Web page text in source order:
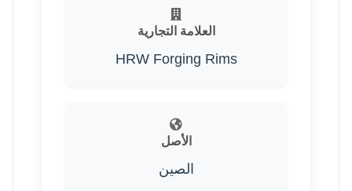
العلامة التجارية
HRW Forging Rims
الأصل
الصين